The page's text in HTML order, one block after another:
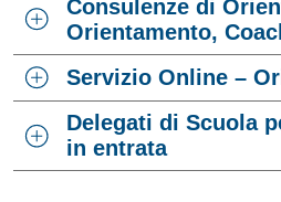
Consulenze di
Orientamento,
Servizio Online –
Delegati di Scuola
in entrata